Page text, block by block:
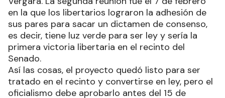
en la que los libertarios lograron la adhesión de
sus pares para sacar un dictamen de consenso,
es decir, tiene luz verde para ser ley y sería la
primera victoria libertaria en el recinto del
Senado.
Así las cosas, el proyecto quedó listo para ser
tratado en el recinto y convertirse en ley, pero el
oficialismo debe aprobarlo antes del 15 de